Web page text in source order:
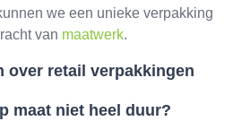
we een unieke verpakking
van maatwerk.
over retail verpakkingen
maat niet heel duur?